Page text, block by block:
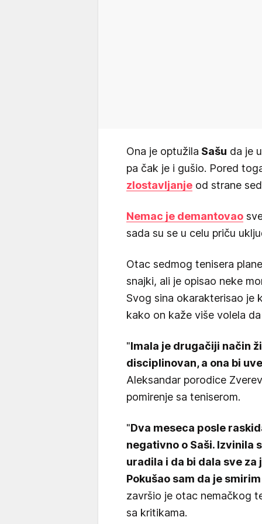
Ona je optužila Sašu da je
pa čak je i gušio. Pored
zlostavljanje od strane
Nemac je demantovao
sada su se u celu priču
Otac sedmog tenisera
snajki, ali je opisao neke
Svog sina okarakterisao je
kako on kaže više volela
"Imala je drugačiji način
disciplinovan, a ona bi
Aleksandar porodice
pomirenje sa teniserom.
"Dva meseca posle
negativno o Saši. Izvinila
uradila i da bi dala sve za
Pokušao sam da je
završio je otac nemačkog
sa kritikama.